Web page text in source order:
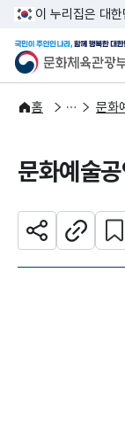
이 누리집은 대
문화체육
국민이
홈
문화광장 문화
문화예술
열기
공유하기주소복사
관